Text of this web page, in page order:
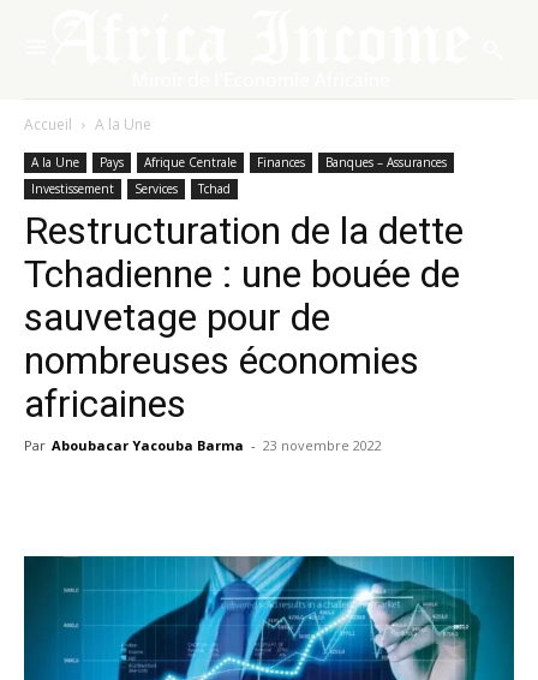
Accueil A la Une
A la Une Pays Afrique Centrale Finances
Banques – Assurances
Investissement
Services Tchad
Restructuration de la dette
Tchadienne : une bouée de
sauvetage pour de
nombreuses économies
africaines
Par Aboubacar Yacouba Barma - 23 novembre 2022